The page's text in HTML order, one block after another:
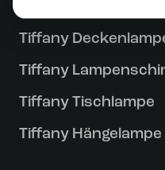
Tiffany
Tiffany
Tiffany Tischlampe
Tiffany Hängelampe